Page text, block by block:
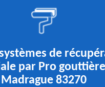
de
par Pro gouttière
Madrague 83270